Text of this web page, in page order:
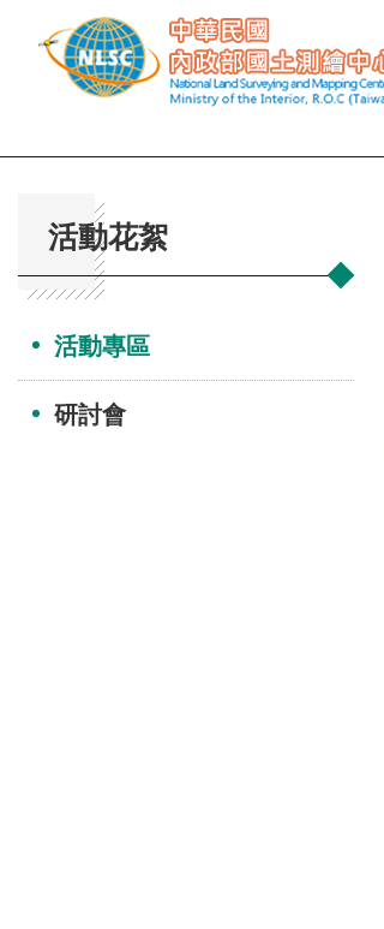
跳到主要內容區塊
活動花絮
活動專區
研討會